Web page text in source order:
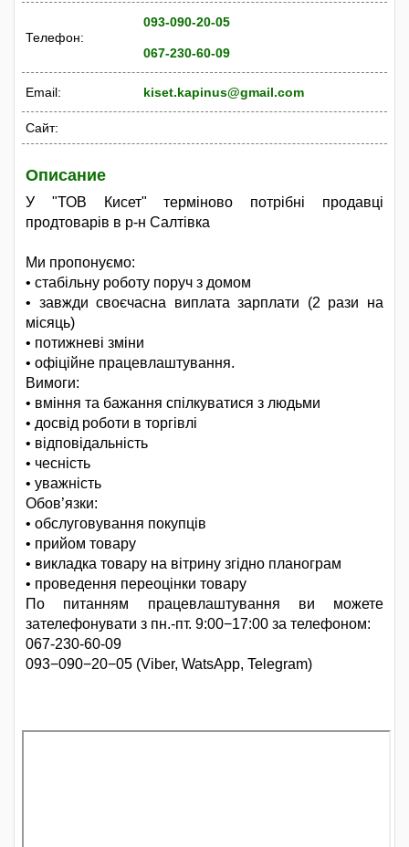
Телефон:
093-090-20-05
067-230-60-09
Email: kiset.kapinus@gmail.com
Сайт:
Описание
У "ТОВ Кисет" терміново потрібні продавці
продтоварів в р-н Салтівка
Ми пропонуємо:
• стабільну роботу поруч з домом
• завжди своєчасна виплата зарплати (2 рази на
місяць)
• потижневі зміни
• офіційне працевлаштування.
Вимоги:
• вміння та бажання спілкуватися з людьми
• досвід роботи в торгівлі
• відповідальність
• чесність
• уважність
Обов’язки:
• обслуговування покупців
• прийом товару
• викладка товару на вітрину згідно планограм
• проведення переоцінки товару
По питанням працевлаштування ви можете
зателефонувати з пн.-пт. 9:00−17:00 за телефоном:
067-230-60-09
093−090−20−05 (Viber, WatsApp, Telegram)